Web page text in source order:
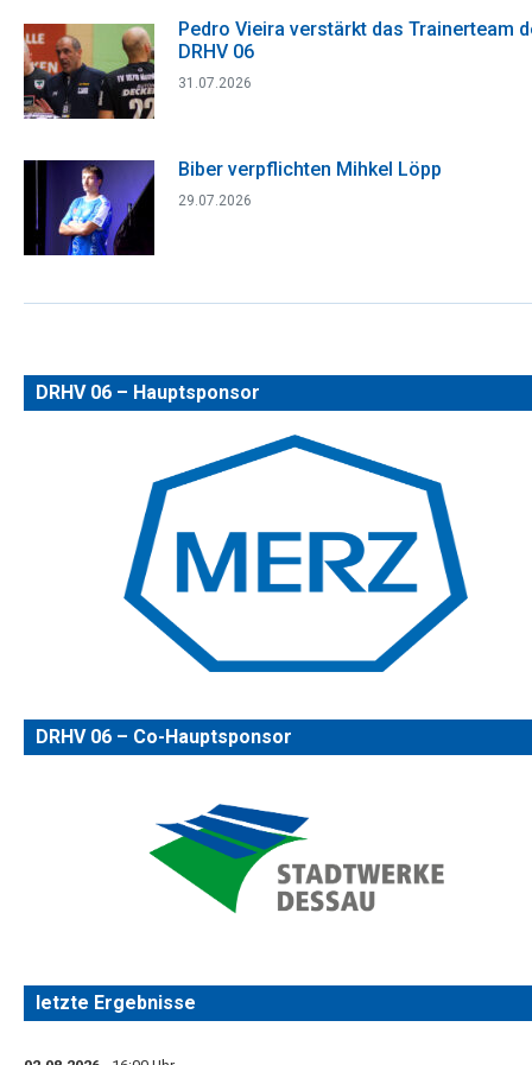
Pedro Vieira verstärkt das Trainerteam
DRHV 06
31.07.2026
Biber verpflichten Mihkel Löpp
29.07.2026
DRHV 06 – Hauptsponsor
DRHV 06 – Co-Hauptsponsor
letzte Ergebnisse